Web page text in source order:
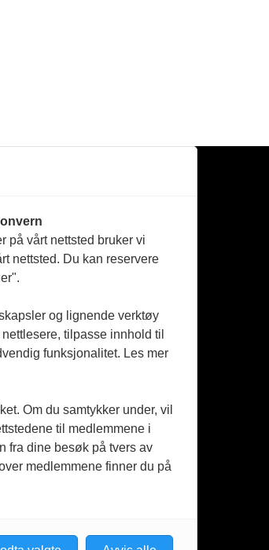
Reportasje
Produkter
Jobbmarked
på vårt nettsted bruker vi
nettsted. Du kan reservere
og lignende verktøy
tilpasse innhold til
funksjonalitet. Les mer
Om du samtykker under, vil
til medlemmene i
fra dine besøk på tvers av
medlemmene finner du på